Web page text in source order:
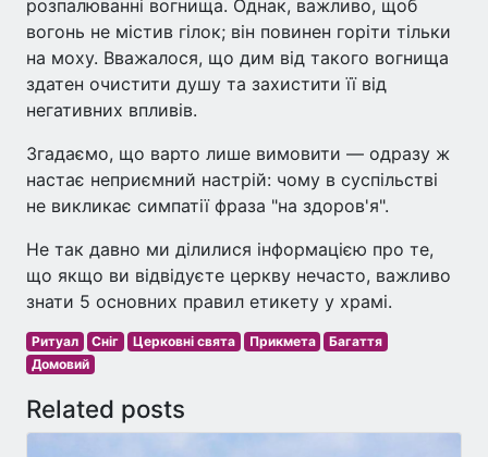
розпалюванні вогнища. Однак, важливо, щоб
вогонь не містив гілок; він повинен горіти тільки
на моху. Вважалося, що дим від такого вогнища
здатен очистити душу та захистити її від
негативних впливів.
Згадаємо, що варто лише вимовити — одразу ж
настає неприємний настрій: чому в суспільстві
не викликає симпатії фраза "на здоров'я".
Не так давно ми ділилися інформацією про те,
що якщо ви відвідуєте церкву нечасто, важливо
знати 5 основних правил етикету у храмі.
Ритуал Сніг Церковні свята Прикмета
Багаття
Домовий
Related posts